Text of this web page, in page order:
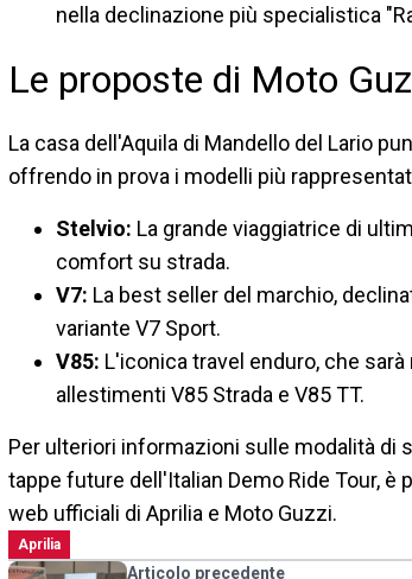
nella declinazione più specialistica
Le proposte di Moto
La casa dell'Aquila di Mandello del Lario
offrendo in prova i modelli più
Stelvio: La grande viaggiatrice di
comfort su strada.
V7: La best seller del marchio,
variante V7 Sport.
V85: L'iconica travel enduro, che
allestimenti V85 Strada e V85 TT.
Per ulteriori informazioni sulle modalità di
tappe future dell'Italian Demo Ride Tour,
web ufficiali di Aprilia e Moto Guzzi.
Aprilia
Articolo precedente